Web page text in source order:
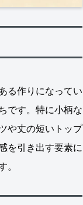
る作りになってい
です。特に小柄な
や丈の短いトップ
を引き出す要素に
。